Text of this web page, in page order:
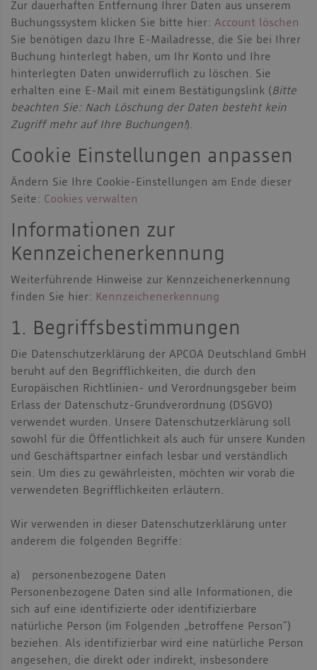
Zur dauerhaften Entfernung Ihrer Daten aus unserem
Buchungssystem klicken Sie bitte hier: Account löschen
Sie benötigen dazu Ihre E-Mailadresse, die Sie bei Ihrer
Buchung hinterlegt haben, um Ihr Konto und Ihre
hinterlegten Daten unwiderruflich zu löschen. Sie
erhalten eine E-Mail mit einem Bestätigungslink ( Bitte
beachten Sie: Nach Löschung der Daten besteht kein
Zugriff mehr auf Ihre Buchungen!).
Cookie Einstellungen anpassen
Ändern Sie Ihre Cookie-Einstellungen am Ende dieser
Seite: Cookies verwalten
Informationen zur
Kennzeichenerkennung
Weiterführende Hinweise zur Kennzeichenerkennung
finden Sie hier: Kennzeichenerkennung
1. Begriffsbestimmungen
Die Datenschutzerklärung der APCOA Deutschland GmbH
beruht auf den Begrifflichkeiten, die durch den
Europäischen Richtlinien- und Verordnungsgeber beim
Erlass der Datenschutz-Grundverordnung (DSGVO)
verwendet wurden. Unsere Datenschutzerklärung soll
sowohl für die Öffentlichkeit als auch für unsere Kunden
und Geschäftspartner einfach lesbar und verständlich
sein. Um dies zu gewährleisten, möchten wir vorab die
verwendeten Begrifflichkeiten erläutern.
Wir verwenden in dieser Datenschutzerklärung unter
anderem die folgenden Begriffe:
a) personenbezogene Daten
Personenbezogene Daten sind alle Informationen, die
sich auf eine identifizierte oder identifizierbare
natürliche Person (im Folgenden „betroffene Person“)
beziehen. Als identifizierbar wird eine natürliche Person
angesehen, die direkt oder indirekt, insbesondere